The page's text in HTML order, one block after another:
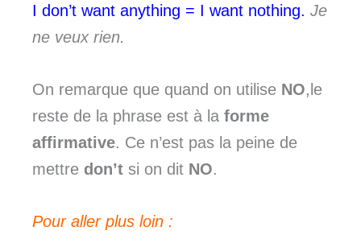
I don’t want anything = I want nothing. Je
ne veux rien.
On remarque que quand on utilise NO,le
reste de la phrase est à la forme
affirmative. Ce n’est pas la peine de
mettre don’t si on dit NO.
Pour aller plus loin :